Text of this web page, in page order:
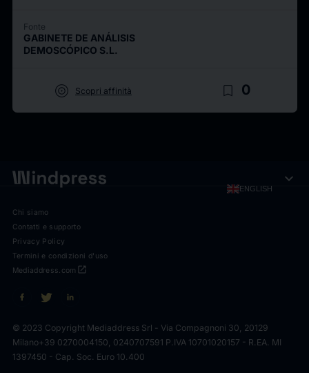
Fonte
GABINETE DE ANÁLISIS
DEMOSCÓPICO S.L.
target Scopri affinità bookmark_border 0
ENGLISH expand_more
Chi siamo
Contatti e supporto
Privacy Policy
Termini e condizioni d'uso
open_in_new
Mediaddress.com
© 2023 Copyright Mediaddress Srl - Via Compagnoni 30, 20129
Milano+39 0270004150, 0240707591 P.IVA 10701020157 - R.EA. MI
1397450 - Cap. Soc. Euro 10.400